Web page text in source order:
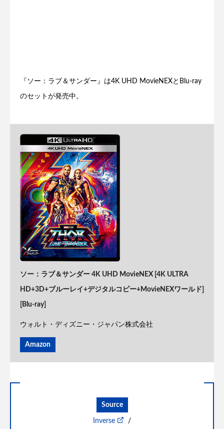
『ソー：ラブ＆サンダー』は4K UHD MovieNEXとBlu-ray
のセットが発売中。
ソー：ラブ＆サンダー 4K UHD MovieNEX [4K ULTRA
HD+3D+ブルーレイ+デジタルコピー+MovieNEXワールド]
[Blu-ray]
ウォルト・ディズニー・ジャパン株式会社
Amazon
Source
Inverse /